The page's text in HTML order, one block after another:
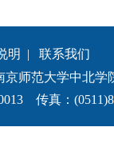
明 | 联系我们
京师范大学中北学
传真：